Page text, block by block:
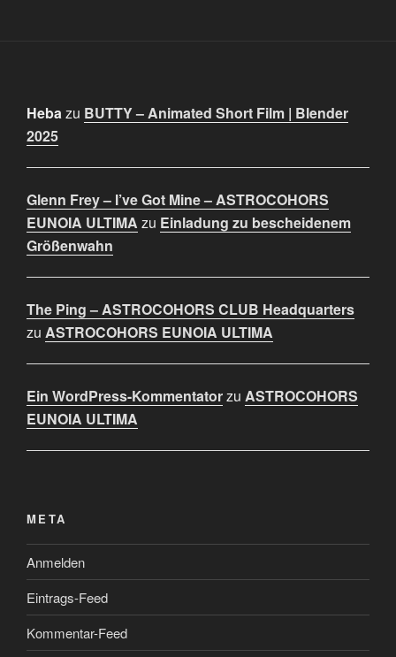
Hebazu BUTTY – Animated Short Film | Blender
2025
Glenn Frey – I’ve Got Mine – ASTROCOHORS
EUNOIA ULTIMA zu Einladung zu bescheidenem
Größenwahn
The Ping – ASTROCOHORS CLUB Headquarters
zu ASTROCOHORS EUNOIA ULTIMA
Ein WordPress-Kommentatorzu ASTROCOHORS
EUNOIA ULTIMA
META
Anmelden
Eintrags-Feed
Kommentar-Feed